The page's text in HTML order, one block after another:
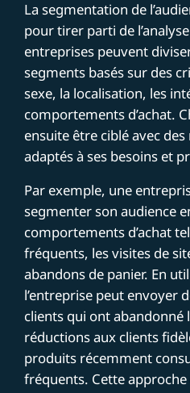
La segmentation de
pour tirer parti de
entreprises peuvent
segments basés sur des
sexe, la localisation, les
comportements d’achat.
ensuite être ciblé avec
adaptés à ses besoins et
Par exemple, une
segmenter son audience
comportements d’achat
fréquents, les visites de
abandons de panier. En
l’entreprise peut envoyer
clients qui ont
réductions aux clients
produits récemment
fréquents. Cette